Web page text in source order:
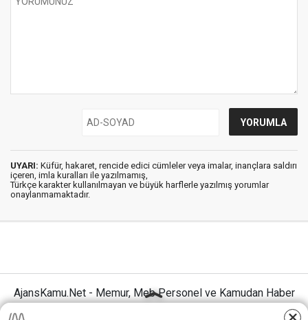
UYARI: Küfür, hakaret, rencide edici cümleler veya imalar, inançlara saldırı
içeren, imla kuralları ile yazılmamış,
Türkçe karakter kullanılmayan ve büyük harflerle yazılmış yorumlar
onaylanmamaktadır.
AjansKamu.Net - Memur, Meb Personel ve Kamudan Haber